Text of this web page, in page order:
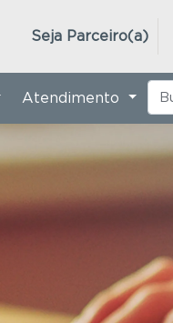
Seja Parceiro(a)
Atendimento